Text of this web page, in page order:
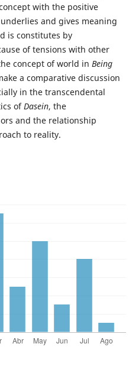
with the positive
and gives meaning
is constitutes by
of tensions with other
concept of world in Being
a comparative discussion
in the transcendental
ofDasein, the
and the relationship
to reality.